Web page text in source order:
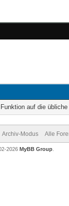
auf die
Archiv-Modus Alle
2026 MyBB Group